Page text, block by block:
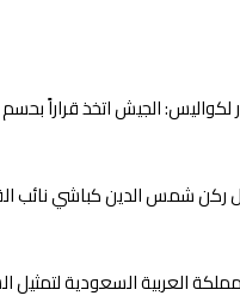
شمس الدين كباشي نائب
العربية السعودية لتمثيل